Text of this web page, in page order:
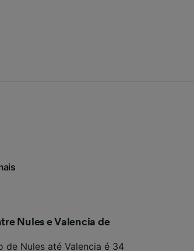
Nules e Valencia de
Nules até Valencia é 34